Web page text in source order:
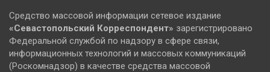
Средство массовой информации сетевое издание
«Севастопольский Корреспондент» зарегистрировано
Федеральной службой по надзору в сфере связи,
информационных технологий и массовых коммуникаций
(Роскомнадзор) в качестве средства массовой